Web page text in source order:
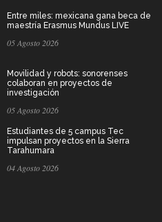
Entre miles: mexicana gana beca de
maestría Erasmus Mundus LIVE
05 Agosto 2026
Movilidad y robots: sonorenses
colaboran en proyectos de
investigación
05 Agosto 2026
Estudiantes de 5 campus Tec
impulsan proyectos en la Sierra
Tarahumara
04 Agosto 2026